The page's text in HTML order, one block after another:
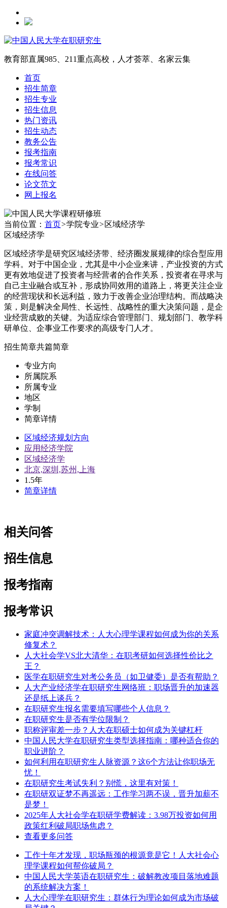
教育部直属985、211重点高校，人才荟萃、名家云集
首页
招生简章
招生专业
招生信息
热门资讯
招生动态
教务公告
报考指南
报考常识
在线问答
论文范文
网上报名
当前位置： 首页>学院专业>区域经济学
区域经济学
区域经济学是研究区域经济带、经济圈发展规律的综合型应用
学科。对于中国企业，尤其是中小企业来讲，产业投资的方式
更有效地促进了投资者与经营者的合作关系，投资者在寻求与
自己主业融合或互补，形成协同效用的道路上，将更关注企业
的经营现状和长远利益，致力于改善企业治理结构。而战略决
策，则是解决全局性、长远性、战略性的重大决策问题，是企
业经营成败的关键。为适应综合管理部门、规划部门、教学科
研单位、企事业工作要求的高级专门人才。
招生简章共篇简章
专业方向
所属院系
所属专业
地区
学制
简章详情
区域经济规划方向
应用经济学院
区域经济学
北京,深圳,苏州,上海
1.5年
简章详情
相关问答
招生信息
报考指南
报考常识
家庭冲突调解技术：人大心理学课程如何成为你的关系
修复术？
人大社会学VS北大清华：在职考研如何选择性价比之
王？
医学在职研究生对考公务员（如卫健委）是否有帮助？
人大产业经济学在职研究生网络班：职场晋升的加速器
还是纸上谈兵？
在职研究生报名需要填写哪些个人信息？
在职研究生是否有学位限制？
职称评审差一步？人大在职硕士如何成为关键杠杆
中国人民大学在职研究生类型选择指南：哪种适合你的
职业进阶？
如何利用在职研究生人脉资源？这6个方法让你职场无
忧！
在职研究生考试失利？别慌，这里有对策！
在职研双证梦不再遥远：工作学习两不误，晋升加薪不
是梦！
2025年人大社会学在职研学费解读：3.98万投资如何用
政策红利破局职场焦虑？
查看更多问答
工作十年才发现，职场瓶颈的根源竟是它！人大社会心
理学课程如何帮你破局？
中国人民大学英语在职研究生：破解教改项目落地难题
的系统解决方案！
​人大心理学在职研究生：群体行为理论如何成为市场破